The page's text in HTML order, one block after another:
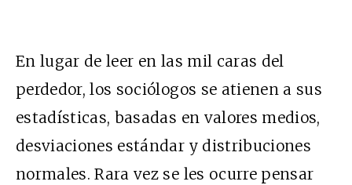
En lugar de leer en las mil caras del
perdedor, los sociólogos se atienen a sus
estadísticas, basadas en valores medios,
desviaciones estándar y distribuciones
normales. Rara vez se les ocurre pensar